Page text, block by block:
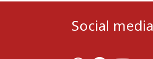
Social media